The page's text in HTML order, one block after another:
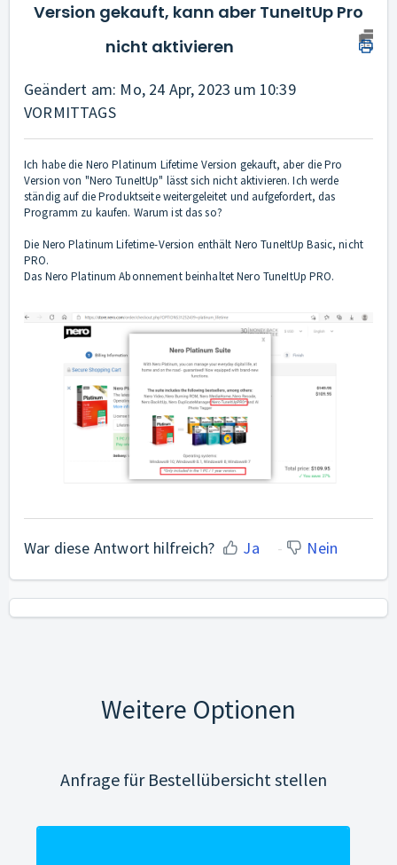
Version gekauft, kann aber TuneItUp Pro
nicht aktivieren
Geändert am: Mo, 24 Apr, 2023 um 10:39
VORMITTAGS
Ich habe die Nero Platinum Lifetime Version gekauft, aber die Pro
Version von "Nero TuneItUp" lässt sich nicht aktivieren. Ich werde
ständig auf die Produktseite weitergeleitet und aufgefordert, das
Programm zu kaufen. Warum ist das so?
Die Nero Platinum Lifetime-Version enthält Nero TuneItUp Basic, nicht
PRO.
Das Nero Platinum Abonnement beinhaltet Nero TuneItUp PRO.
War diese Antwort hilfreich? Ja Nein
Weitere Optionen
Anfrage für Bestellübersicht stellen